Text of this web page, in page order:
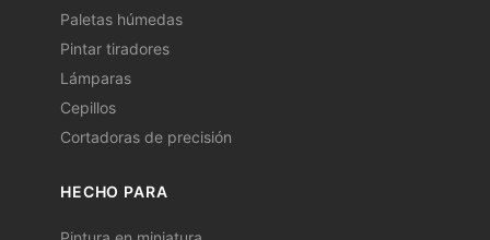
Paletas húmedas
Pintar tiradores
Lámparas
Cepillos
Cortadoras de precisión
HECHO PARA